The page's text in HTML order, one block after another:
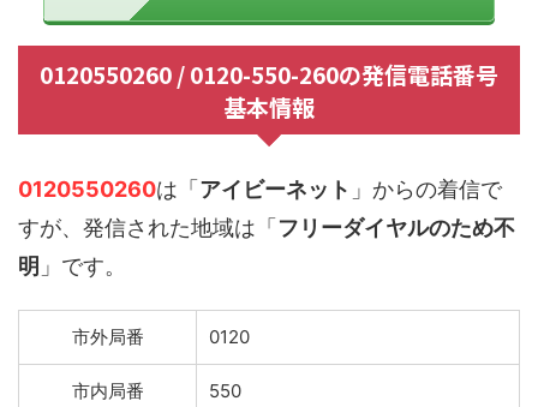
0120550260 / 0120-550-260の発信電話番号
基本情報
0120550260は「アイビーネット 」からの着信で
すが、発信された地域は「フリーダイヤルのため不
明 」です。
市外局番 0120
市内局番 550